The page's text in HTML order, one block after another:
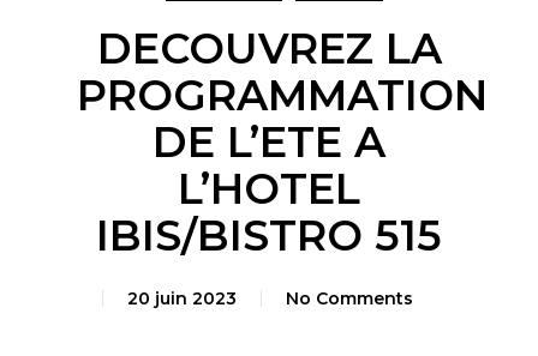
DECOUVREZ LA
PROGRAMMATION
DE L’ETE A
L’HOTEL
IBIS/BISTRO 515
20 juin 2023 No Comments